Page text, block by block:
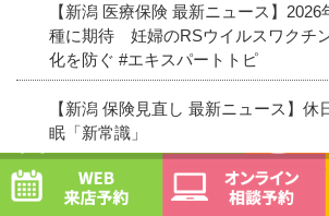
【新潟 医療保険 最新ニュース】
種に期待 妊婦のRSウイルスワクチ
化を防ぐ #エキスパートトピ
【新潟 保険見直し 最新ニュース】休
眠「新常識」
【新潟 保険 最新ニュース】ビタミン
カン」を食べ過ぎると“恐ろしい病
WEB予約